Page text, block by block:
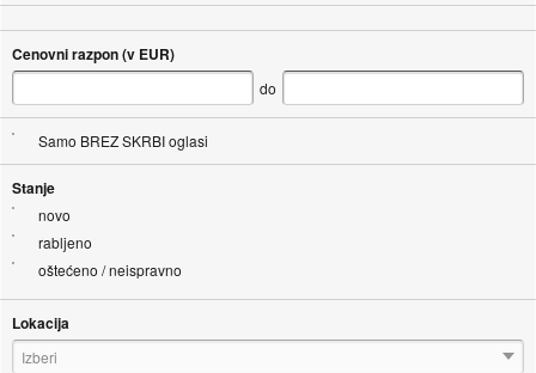
Cenovni razpon (v EUR)
do
Samo BREZ SKRBI oglasi
Stanje
novo
rabljeno
oštećeno / neispravno
Lokacija
Izberi